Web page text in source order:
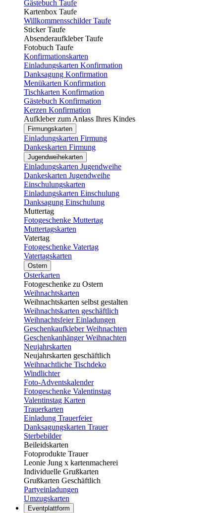
Gästebuch Taufe
Kartenbox Taufe
Willkommensschilder Taufe
Sticker Taufe
Absenderaufkleber Taufe
Fotobuch Taufe
Konfirmationskarten
Einladungskarten Konfirmation
Danksagung Konfirmation
Menükarten Konfirmation
Tischkarten Konfirmation
Gästebuch Konfirmation
Kerzen Konfirmation
Aufkleber zum Anlass Ihres Kindes
Firmungskarten
Einladungskarten Firmung
Dankeskarten Firmung
Jugendweihekarten
Einladungskarten Jugendweihe
Dankeskarten Jugendweihe
Einschulungskarten
Einladungskarten Einschulung
Danksagung Einschulung
Muttertag
Fotogeschenke Muttertag
Muttertagskarten
Vatertag
Fotogeschenke Vatertag
Vatertagskarten
Ostern
Osterkarten
Fotogeschenke zu Ostern
Weihnachtskarten
Weihnachtskarten selbst gestalten
Weihnachtskarten geschäftlich
Weihnachtsfeier Einladungen
Geschenkaufkleber Weihnachten
Geschenkanhänger Weihnachten
Neujahrskarten
Neujahrskarten geschäftlich
Weihnachtliche Tischdeko
Windlichter
Foto-Adventskalender
Fotogeschenke Valentinstag
Valentinstag Karten
Trauerkarten
Einladung Trauerfeier
Danksagungskarten Trauer
Sterbebilder
Beileidskarten
Fotoprodukte Trauer
Leonie Jung x kartenmacherei
Individuelle Grußkarten
Grußkarten Geschäftlich
Partyeinladungen
Umzugskarten
Eventplattform